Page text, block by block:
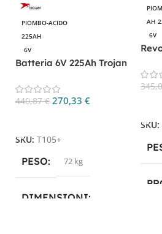
PIOMBO-ACIDO
225AH
6V
Batteria 6V 225Ah Trojan
Libero Deep Cycle
440,87€ 270,33 €
SKU: T105+
PESO 72 kg
DIMENSIONI
AH
6V
SKU: